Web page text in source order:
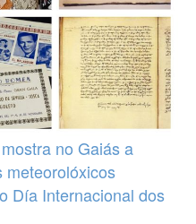
no Gaiás a
meteorolóxicos
Día Internacional dos